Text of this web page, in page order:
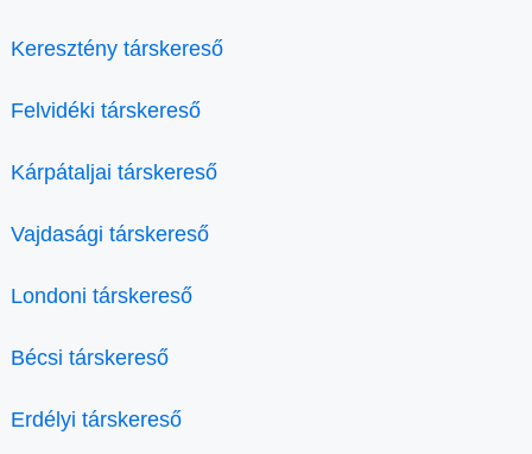
Keresztény társkereső
Felvidéki társkereső
Kárpátaljai társkereső
Vajdasági társkereső
Londoni társkereső
Bécsi társkereső
Erdélyi társkereső